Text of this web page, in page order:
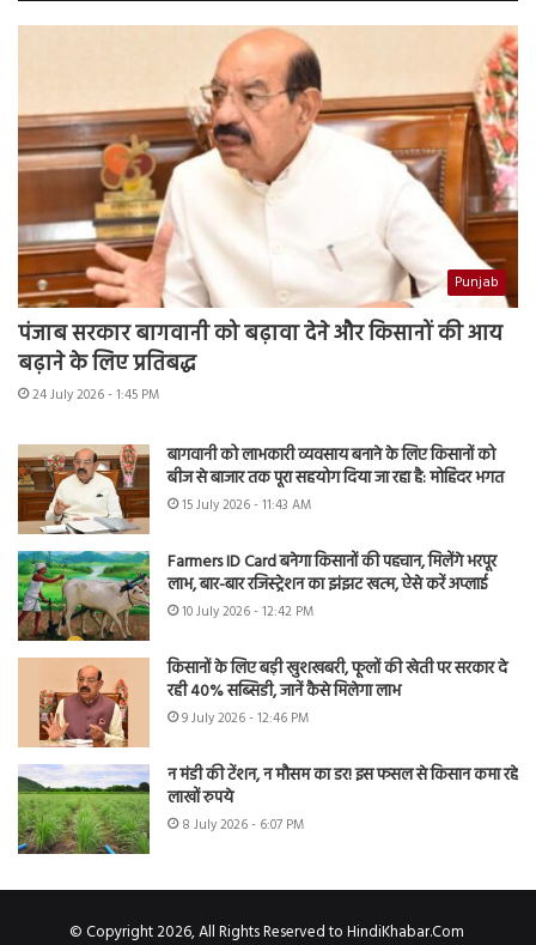
Punjab
पंजाब सरकार बागवानी को बढ़ावा देने और किसानों की आय
बढ़ाने के लिए प्रतिबद्ध
24 July 2026 - 1:45 PM
बागवानी को लाभकारी व्यवसाय बनाने के लिए किसानों को
बीज से बाजार तक पूरा सहयोग दिया जा रहा है: मोहिंदर भगत
15 July 2026 - 11:43 AM
Farmers ID Card बनेगा किसानों की पहचान, मिलेंगे भरपूर
लाभ, बार-बार रजिस्ट्रेशन का झंझट खत्म, ऐसे करें अप्लाई
10 July 2026 - 12:42 PM
किसानों के लिए बड़ी खुशखबरी, फूलों की खेती पर सरकार दे
रही 40% सब्सिडी, जानें कैसे मिलेगा लाभ
9 July 2026 - 12:46 PM
न मंडी की टेंशन, न मौसम का डर! इस फसल से किसान कमा रहे
लाखों रुपये
8 July 2026 - 6:07 PM
© Copyright 2026, All Rights Reserved to HindiKhabar.Com